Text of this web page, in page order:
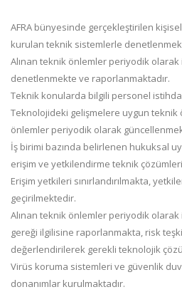
AFRA bünyesinde gerçekleştirilen
kurulan teknik sistemlerle
Alınan teknik önlemler periyodik olarak
denetlenmekte ve raporlanmaktadır.
Teknik konularda bilgili personel
Teknolojideki gelişmelere uygun teknik
önlemler periyodik olarak
İş birimi bazında belirlenen hukuksal
erişim ve yetkilendirme teknik
Erişim yetkileri sınırlandırılmakta,
geçirilmektedir.
Alınan teknik önlemler periyodik olarak
gereği ilgilisine raporlanmakta, risk
değerlendirilerek gerekli teknolojik
Virüs koruma sistemleri ve güvenlik
donanımlar kurulmaktadır.